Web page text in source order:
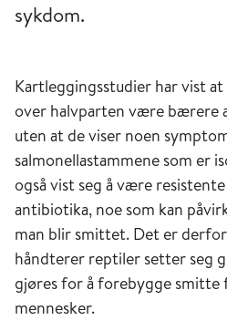
sykdom.
Kartleggingsstudier har vist
over halvparten være bærere
uten at de viser noen
salmonellastammene som er
også vist seg å være
antibiotika, noe som kan
man blir smittet. Det er
håndterer reptiler setter seg
gjøres for å forebygge
mennesker.